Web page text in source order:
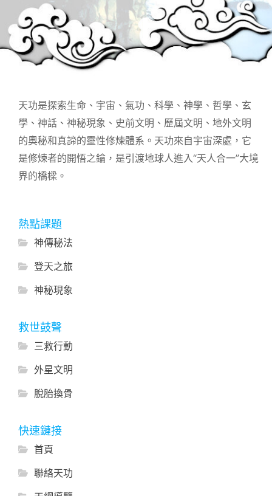
天功是探索生命、宇宙、氣功、科學、神學、哲學、玄
學、神話、神秘現象、史前文明、歷屆文明、地外文明
的奧秘和真諦的靈性修煉體系。天功來自宇宙深處，它
是修煉者的開悟之鑰，是引渡地球人進入“天人合一”大境
界的橋樑。
熱點課題
神傳秘法
登天之旅
神秘現象
救世鼓聲
三救行動
外星文明
脫胎換骨
快速鏈接
首頁
聯絡天功